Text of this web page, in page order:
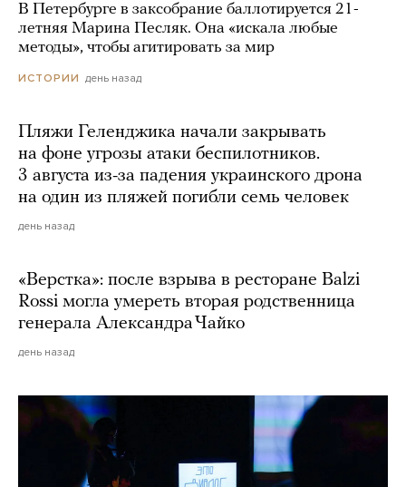
В Петербурге в заксобрание баллотируется 21-
летняя Марина Песляк. Она «искала любые
методы», чтобы агитировать за мир
ИСТОРИИ день назад
Пляжи Геленджика начали закрывать
на фоне угрозы атаки беспилотников.
3 августа из-за падения украинского дрона
на один из пляжей погибли семь человек
день назад
«Верстка»: после взрыва в ресторане Balzi
Rossi могла умереть вторая родственница
генерала Александра Чайко
день назад